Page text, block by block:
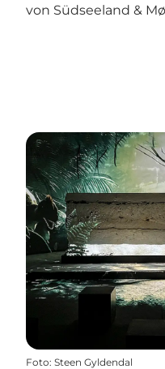
von Südseeland &
Foto: Steen Gyldendal